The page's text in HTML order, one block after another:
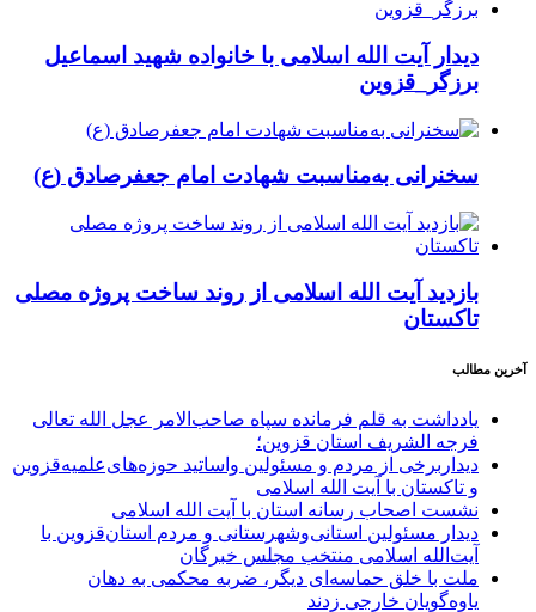
دیدار آیت الله اسلامی با خانواده شهید اسماعیل
برزگر_قزوین
سخنرانی به‌مناسبت شهادت امام جعفرصادق (ع)
بازدید آیت الله اسلامی از روند ساخت پروژه مصلی
تاکستان
آخرین مطالب
یادداشت به قلم فرمانده سپاه صاحب‌الامر عجل الله تعالی
فرجه الشریف استان قزوین؛
دیداربرخی از مردم و مسئولین واساتید حوزه‌های‌علمیه‌قزوین
و تاکستان با آیت الله اسلامی
نشست اصحاب رسانه استان با آیت الله اسلامی
دیدار مسئولین استانی‌وشهرستانی و مردم‌ استان‌قزوین با
آیت‌الله‌ اسلامی منتخب مجلس‌ خبرگان
ملت با خلق حماسه‌ای دیگر، ضربه محکمی به دهان
یاوه‌گویان خارجی زدند